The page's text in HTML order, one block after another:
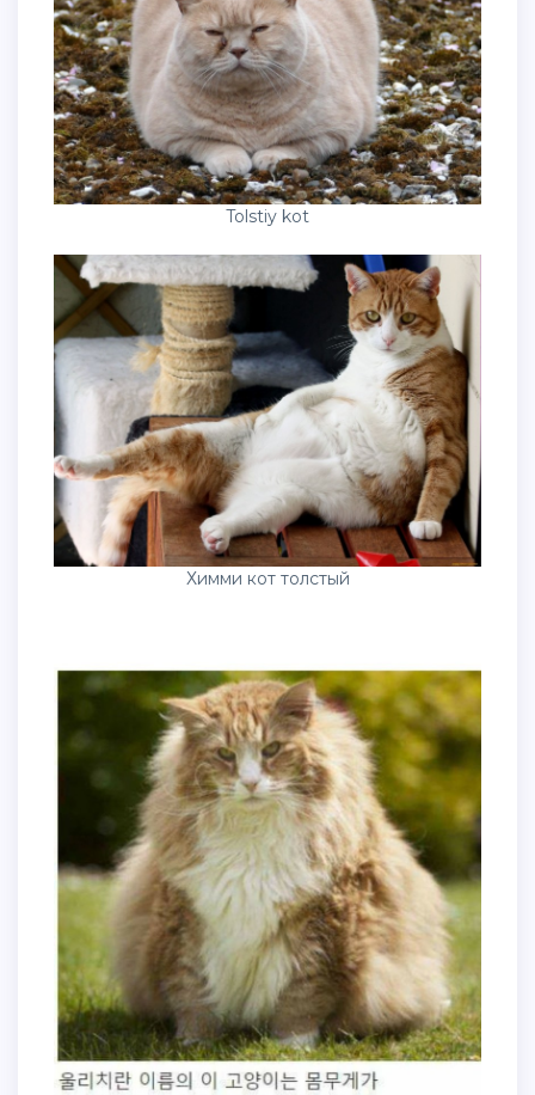
Tolstiy kot
Химми кот толстый